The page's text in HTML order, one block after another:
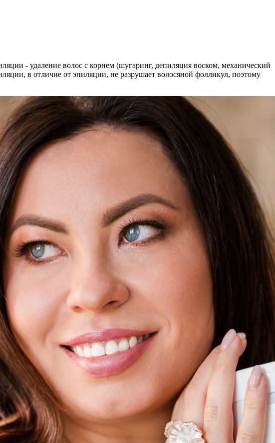
- удаление волос с корнем (шугаринг, депиляция воском, механический
в отличие от эпиляции, не разрушает волосяной фолликул, поэтому